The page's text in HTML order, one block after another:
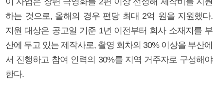
하는 것으로, 올해의 경우 편당 최대 2억 원을 지원했다.
지원 대상은 공고일 기준 1년 이전부터 회사 소재지를 부
산에 두고 있는 제작사로, 촬영 회차의 30% 이상을 부산에
서 진행하고 참여 인력의 30%를 지역 거주자로 구성해야
한다.